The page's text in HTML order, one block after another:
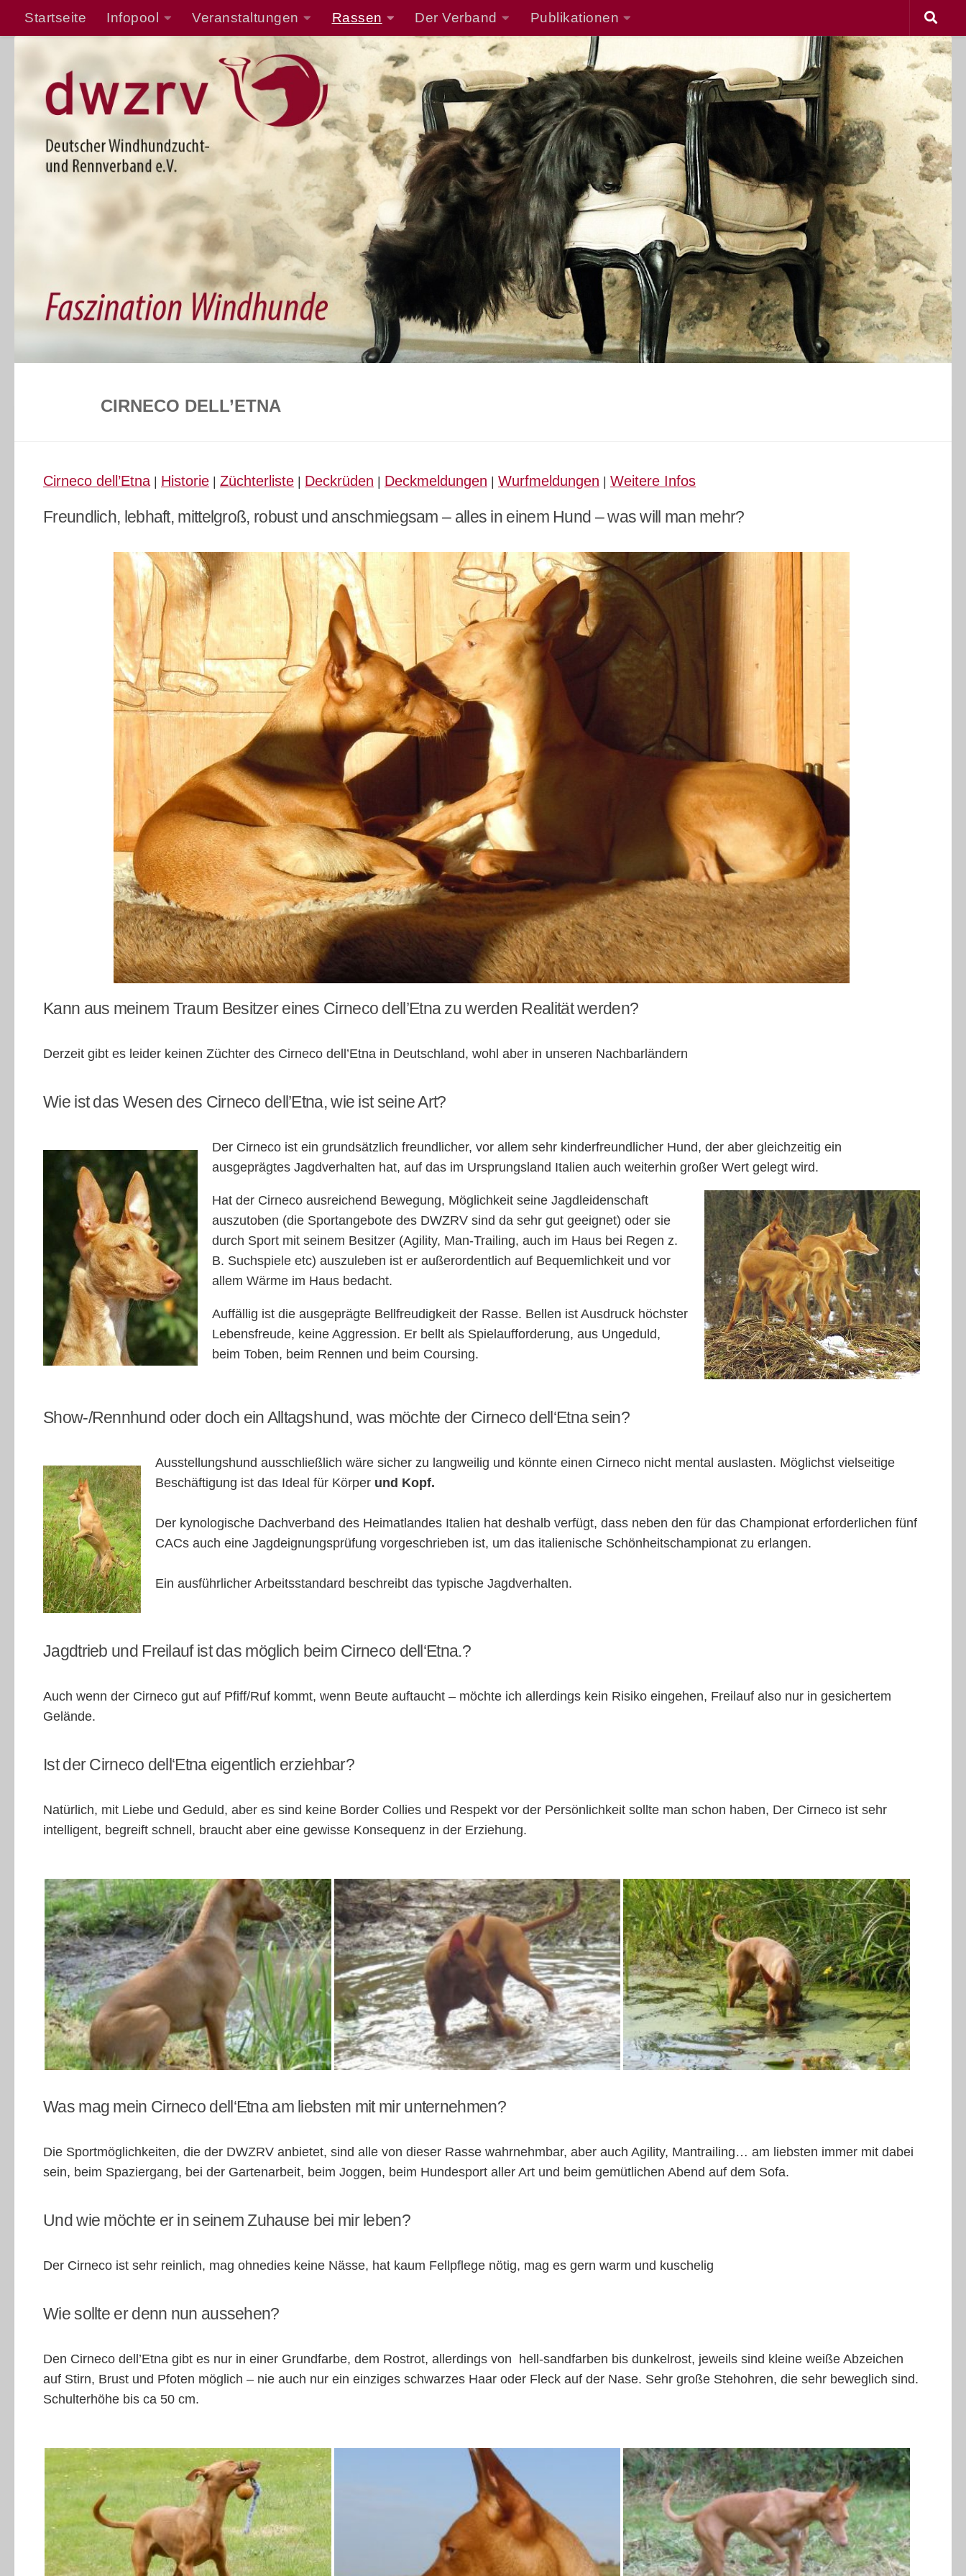
Startseite Infopool Veranstaltungen Rassen Der Verband Publikationen
CIRNECO DELL’ETNA
Cirneco dell’Etna | Historie | Züchterliste | Deckrüden | Deckmeldungen | Wurfmeldungen | Weitere Infos
Freundlich, lebhaft, mittelgroß, robust und anschmiegsam – alles in einem Hund – was will man mehr?
Kann aus meinem Traum Besitzer eines Cirneco dell’Etna zu werden Realität werden?
Derzeit gibt es leider keinen Züchter des Cirneco dell’Etna in Deutschland, wohl aber in unseren Nachbarländern
Wie ist das Wesen des Cirneco dell’Etna, wie ist seine Art?
Der Cirneco ist ein grundsätzlich freundlicher, vor allem sehr kinderfreundlicher Hund, der aber gleichzeitig ein
ausgeprägtes Jagdverhalten hat, auf das im Ursprungsland Italien auch weiterhin großer Wert gelegt wird.
Hat der Cirneco ausreichend Bewegung, Möglichkeit seine Jagdleidenschaft
auszutoben (die Sportangebote des DWZRV sind da sehr gut geeignet) oder sie
durch Sport mit seinem Besitzer (Agility, Man-Trailing, auch im Haus bei Regen z.
B. Suchspiele etc) auszuleben ist er außerordentlich auf Bequemlichkeit und vor
allem Wärme im Haus bedacht.
Auffällig ist die ausgeprägte Bellfreudigkeit der Rasse. Bellen ist Ausdruck höchster
Lebensfreude, keine Aggression. Er bellt als Spielaufforderung, aus Ungeduld,
beim Toben, beim Rennen und beim Coursing.
Show-/Rennhund oder doch ein Alltagshund, was möchte der Cirneco dell‘Etna sein?
Ausstellungshund ausschließlich wäre sicher zu langweilig und könnte einen Cirneco nicht mental auslasten. Möglichst vielseitige
Beschäftigung ist das Ideal für Körper und Kopf.
Der kynologische Dachverband des Heimatlandes Italien hat deshalb verfügt, dass neben den für das Championat erforderlichen fünf
CACs auch eine Jagdeignungsprüfung vorgeschrieben ist, um das italienische Schönheitschampionat zu erlangen.
Ein ausführlicher Arbeitsstandard beschreibt das typische Jagdverhalten.
Jagdtrieb und Freilauf ist das möglich beim Cirneco dell‘Etna.?
Auch wenn der Cirneco gut auf Pfiff/Ruf kommt, wenn Beute auftaucht – möchte ich allerdings kein Risiko eingehen, Freilauf also nur in gesichertem
Gelände.
Ist der Cirneco dell‘Etna eigentlich erziehbar?
Natürlich, mit Liebe und Geduld, aber es sind keine Border Collies und Respekt vor der Persönlichkeit sollte man schon haben, Der Cirneco ist sehr
intelligent, begreift schnell, braucht aber eine gewisse Konsequenz in der Erziehung.
Was mag mein Cirneco dell‘Etna am liebsten mit mir unternehmen?
Die Sportmöglichkeiten, die der DWZRV anbietet, sind alle von dieser Rasse wahrnehmbar, aber auch Agility, Mantrailing… am liebsten immer mit dabei
sein, beim Spaziergang, bei der Gartenarbeit, beim Joggen, beim Hundesport aller Art und beim gemütlichen Abend auf dem Sofa.
Und wie möchte er in seinem Zuhause bei mir leben?
Der Cirneco ist sehr reinlich, mag ohnedies keine Nässe, hat kaum Fellpflege nötig, mag es gern warm und kuschelig
Wie sollte er denn nun aussehen?
Den Cirneco dell’Etna gibt es nur in einer Grundfarbe, dem Rostrot, allerdings von hell-sandfarben bis dunkelrost, jeweils sind kleine weiße Abzeichen
auf Stirn, Brust und Pfoten möglich – nie auch nur ein einziges schwarzes Haar oder Fleck auf der Nase. Sehr große Stehohren, die sehr beweglich sind.
Schulterhöhe bis ca 50 cm.